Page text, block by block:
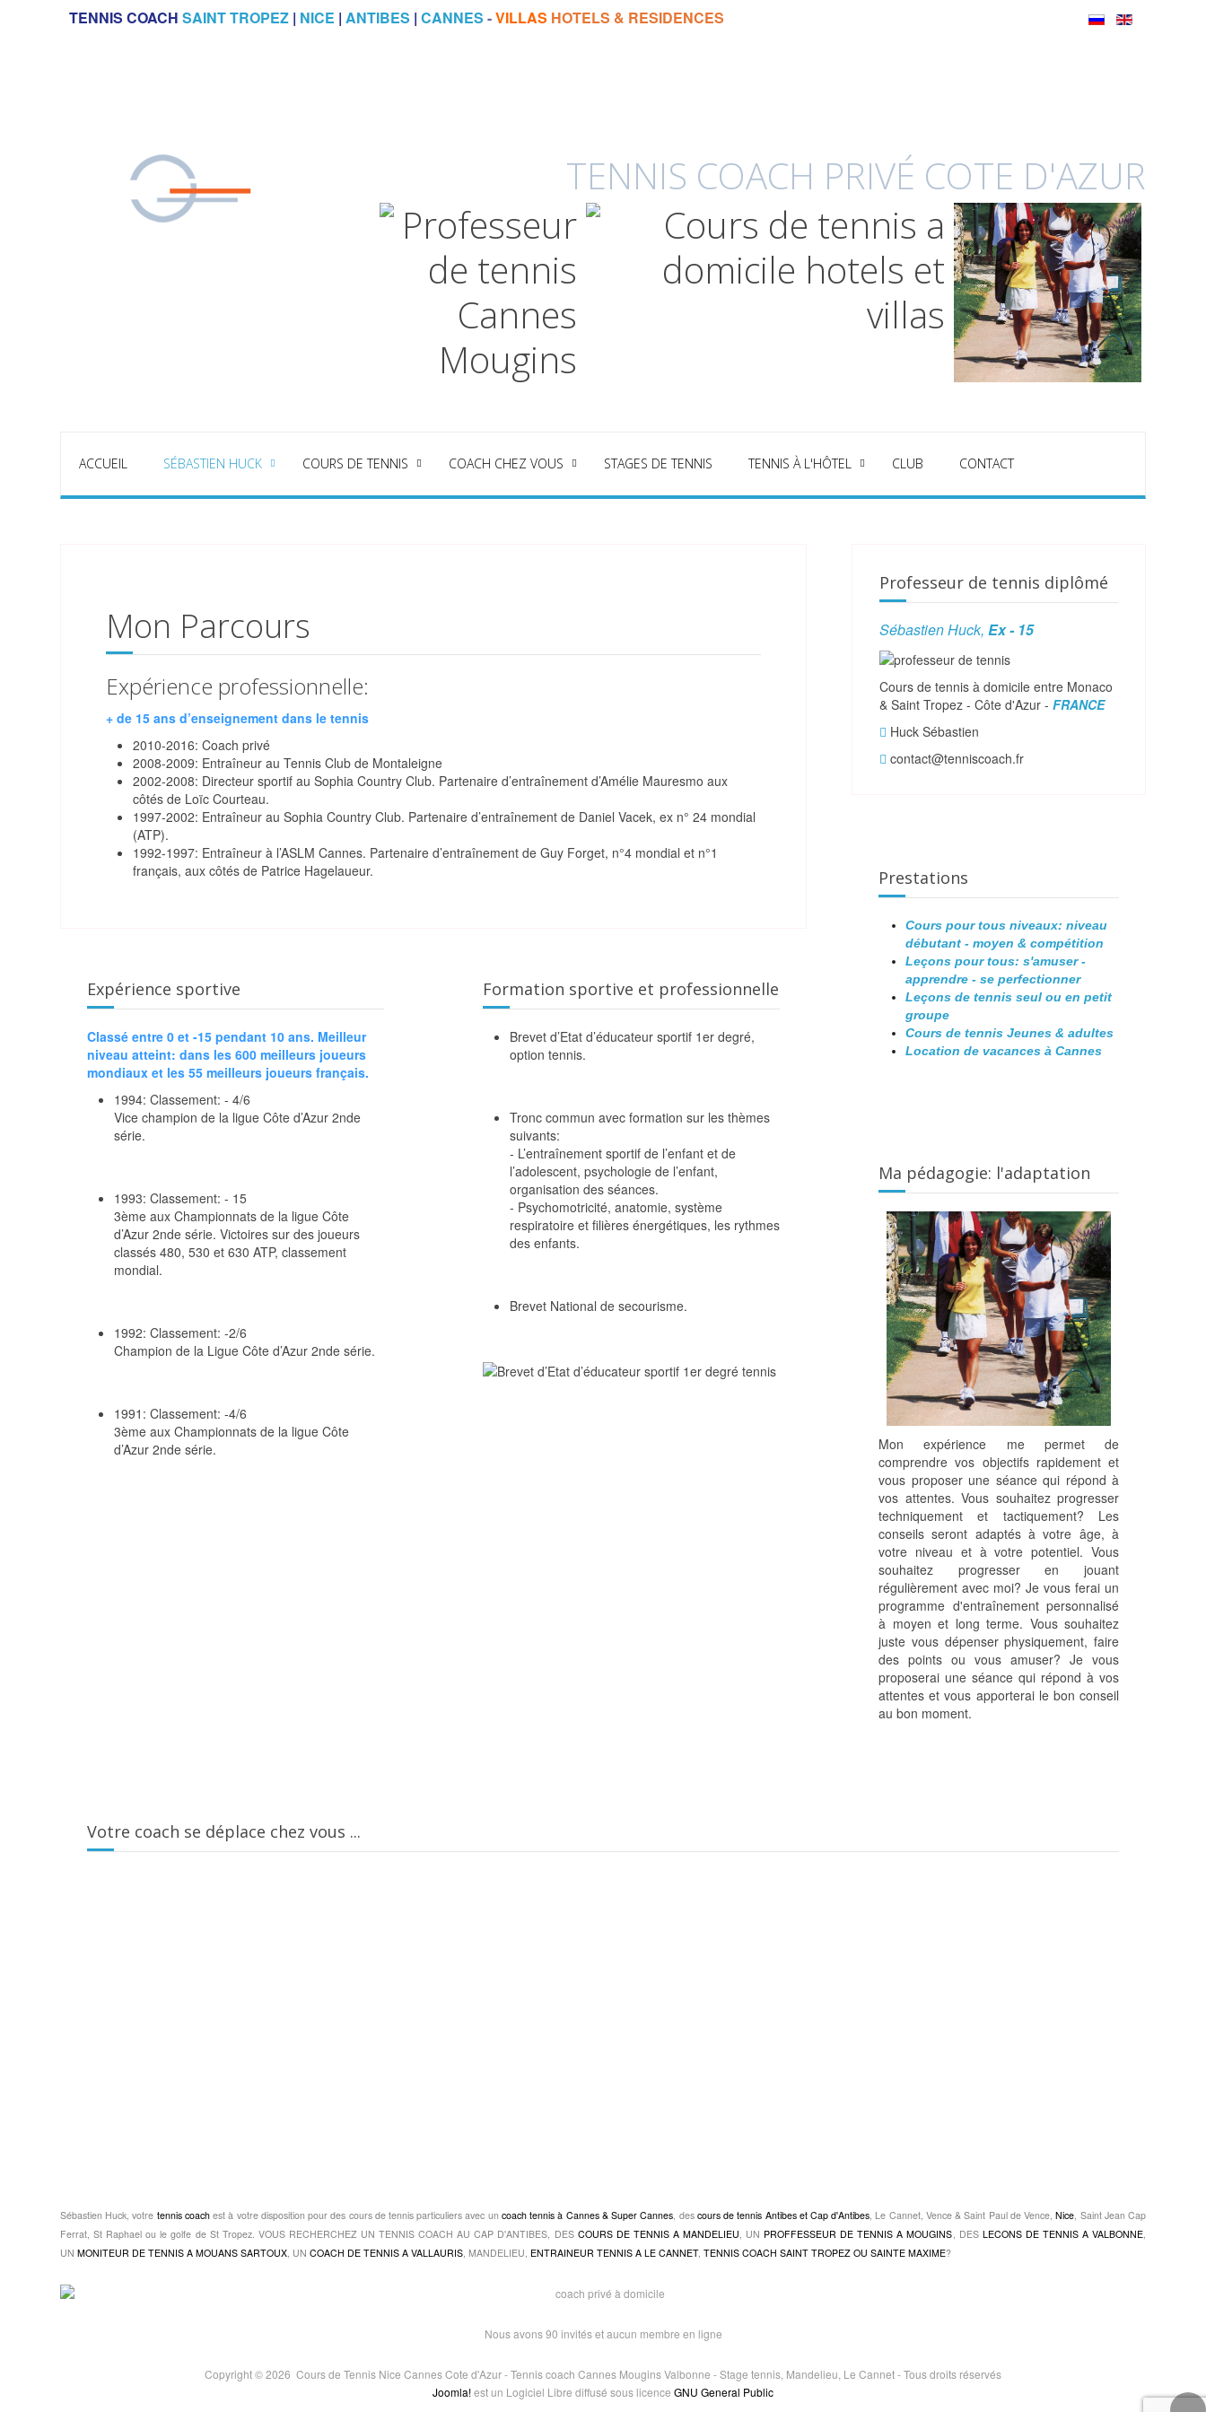
TENNIS COACH SAINT TROPEZ | NICE | ANTIBES | CANNES -VILLAS HOTELS & RESIDENCES
TENNIS COACH PRIVÉ COTE D'AZUR
ACCUEIL SÉBASTIEN HUCK COURS DE TENNIS COACH CHEZ VOUS STAGES DE TENNIS TENNIS À L'HÔTEL CLUB CONTACT
Mon Parcours
Expérience professionnelle:
+ de 15 ans d’enseignement dans le tennis
2010-2016: Coach privé
2008-2009: Entraîneur au Tennis Club de Montaleigne
2002-2008: Directeur sportif au Sophia Country Club. Partenaire d’entraînement d’Amélie Mauresmo aux
côtés de Loïc Courteau.
1997-2002: Entraîneur au Sophia Country Club. Partenaire d’entraînement de Daniel Vacek, ex n° 24 mondial
(ATP).
1992-1997: Entraîneur à l’ASLM Cannes. Partenaire d’entraînement de Guy Forget, n°4 mondial et n°1
français, aux côtés de Patrice Hagelaueur.
Expérience sportive
Classé entre 0 et -15 pendant 10 ans. Meilleur
niveau atteint: dans les 600 meilleurs joueurs
mondiaux et les 55 meilleurs joueurs français.
1994: Classement: - 4/6
Vice champion de la ligue Côte d’Azur 2nde
série.
1993: Classement: - 15
3ème aux Championnats de la ligue Côte
d’Azur 2nde série. Victoires sur des joueurs
classés 480, 530 et 630 ATP, classement
mondial.
1992: Classement: -2/6
Champion de la Ligue Côte d’Azur 2nde série.
1991: Classement: -4/6
3ème aux Championnats de la ligue Côte
d’Azur 2nde série.
Formation sportive et professionnelle
Brevet d’Etat d’éducateur sportif 1er degré,
option tennis.
Tronc commun avec formation sur les thèmes
suivants:
- L’entraînement sportif de l’enfant et de
l’adolescent, psychologie de l’enfant,
organisation des séances.
- Psychomotricité, anatomie, système
respiratoire et filières énergétiques, les rythmes
des enfants.
Brevet National de secourisme.
Professeur de tennis diplômé
Sébastien Huck, Ex - 15
Cours de tennis à domicile entre Monaco
& Saint Tropez - Côte d'Azur - FRANCE
Huck Sébastien
contact@tenniscoach.fr
Prestations
Cours pour tous niveaux: niveau
débutant - moyen & compétition
Leçons pour tous: s'amuser -
apprendre - se perfectionner
Leçons de tennis seul ou en petit
groupe
Cours de tennis Jeunes & adultes
Location de vacances à Cannes
Ma pédagogie: l'adaptation
Mon expérience me permet de
comprendre vos objectifs rapidement et
vous proposer une séance qui répond à
vos attentes. Vous souhaitez progresser
techniquement et tactiquement? Les
conseils seront adaptés à votre âge, à
votre niveau et à votre potentiel. Vous
souhaitez progresser en jouant
régulièrement avec moi? Je vous ferai un
programme d'entraînement personnalisé
à moyen et long terme. Vous souhaitez
juste vous dépenser physiquement, faire
des points ou vous amuser? Je vous
proposerai une séance qui répond à vos
attentes et vous apporterai le bon conseil
au bon moment.
Votre coach se déplace chez vous ...
Sébastien Huck, votre tennis coachest à votre disposition pour des cours de tennis particuliers avec un coach tennis à Cannes & Super Cannes, des cours de tennis Antibes et Cap d'Antibes, Le Cannet, Vence & Saint Paul de Vence,Nice, Saint Jean Cap
Ferrat, St Raphael ou le golfe de St Tropez. VOUS RECHERCHEZ UN TENNIS COACH AU CAP D'ANTIBES, DES COURS DE TENNIS A MANDELIEU, UN PROFFESSEUR DE TENNIS A MOUGINS, DES LECONS DE TENNIS A VALBONNE,
UN MONITEUR DE TENNIS A MOUANS SARTOUX, UN COACH DE TENNIS A VALLAURIS, MANDELIEU, ENTRAINEUR TENNIS A LE CANNET, TENNIS COACH SAINT TROPEZ OU SAINTE MAXIME?
Nous avons 90 invités et aucun membre en ligne
Copyright © 2026  Cours de Tennis Nice Cannes Cote d'Azur - Tennis coach Cannes Mougins Valbonne - Stage tennis, Mandelieu, Le Cannet - Tous droits réservés
Joomla!est un Logiciel Libre diffusé sous licence GNU General Public